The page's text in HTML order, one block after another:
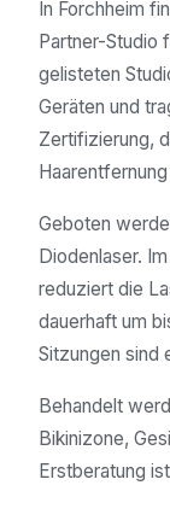
In Forchheim
Partner-Studio
gelisteten
Geräten und
Zertifizierung,
Geboten
Diodenlaser.
reduziert die
dauerhaft um
Sitzungen sind
Behandelt
Bikinizone,
Erstberatung